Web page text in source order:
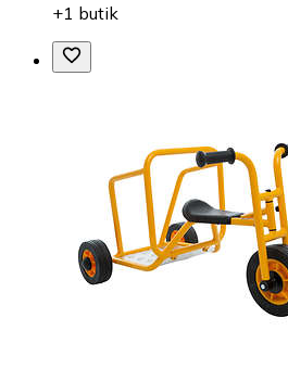
+1 butik